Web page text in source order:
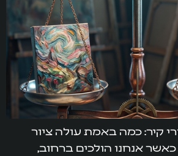
קיר: כמה באמת עולה ציור
אנחנו הולכים ברחוב,